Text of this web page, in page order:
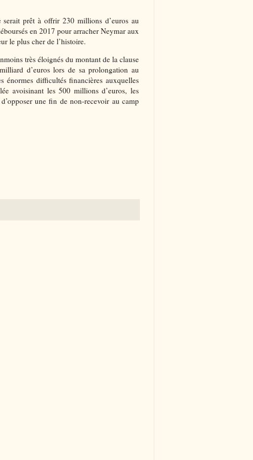
prêt à offrir 230 millions d’euros au
en 2017 pour arracher Neymar aux
le plus cher de l’histoire.
très éloignés du montant de la clause
d’euros lors de sa prolongation au
énormes difficultés financières auxquelles
avoisinant les 500 millions d’euros, les
une fin de non-recevoir au camp